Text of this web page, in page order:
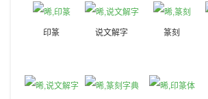
印篆 说文解字 篆刻